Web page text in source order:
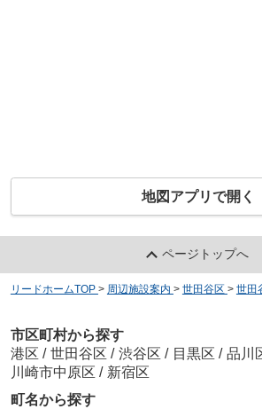
地図アプリで開く
ページトップへ
リードホームTOP > 周辺施設案内 > 世田谷区 > 世田
市区町村から探す
港区 / 世田谷区 / 渋谷区 / 目黒区 / 品川
川崎市中原区 / 新宿区
町名から探す